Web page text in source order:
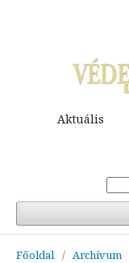
Aktuális
Főoldal / Archívum